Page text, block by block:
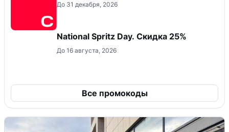
До 31 декабря, 2026
National Spritz Day. Скидка 25%
До 16 августа, 2026
Все промокоды